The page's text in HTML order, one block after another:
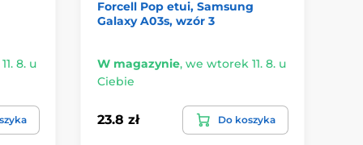
8. u
Forcell Pop etui, Samsung
Galaxy A03s, wzór 3
W magazynie, we wtorek 11. 8. u
Ciebie
23.8 zł Do koszyka